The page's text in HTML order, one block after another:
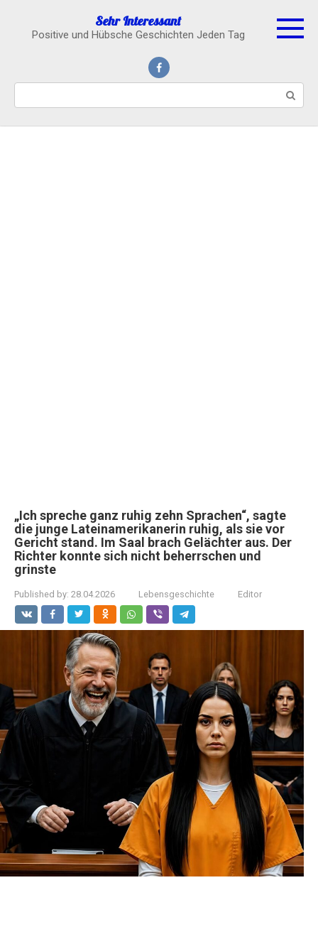
content
Sehr Interessant
Positive und Hübsche Geschichten Jeden Tag
„Ich spreche ganz ruhig zehn Sprachen“, sagte
die junge Lateinamerikanerin ruhig, als sie vor
Gericht stand. Im Saal brach Gelächter aus. Der
Richter konnte sich nicht beherrschen und
grinste
Published by: 28.04.2026 Lebensgeschichte Editor